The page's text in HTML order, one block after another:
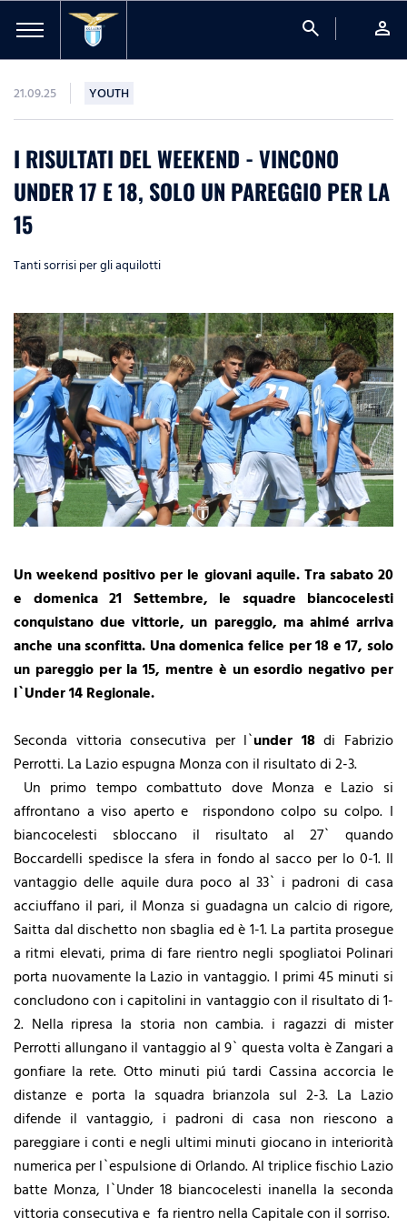
search person
21.09.25 YOUTH
I RISULTATI DEL WEEKEND - VINCONO
UNDER 17 E 18, SOLO UN PAREGGIO PER LA
15
Tanti sorrisi per gli aquilotti
Un weekend positivo per le giovani aquile. Tra sabato 20
e domenica 21 Settembre, le squadre biancocelesti
conquistano due vittorie, un pareggio, ma ahimé arriva
anche una sconfitta. Una domenica felice per 18 e 17, solo
un pareggio per la 15, mentre è un esordio negativo per
l`Under 14 Regionale.
Seconda vittoria consecutiva per l`under 18di Fabrizio
Perrotti. La Lazio espugna Monza con il risultato di 2-3.
Un primo tempo combattuto dove Monza e Lazio si
affrontano a viso aperto e rispondono colpo su colpo. I
biancocelesti sbloccano il risultato al 27` quando
Boccardelli spedisce la sfera in fondo al sacco per lo 0-1. Il
vantaggio delle aquile dura poco al 33` i padroni di casa
acciuffano il pari, il Monza si guadagna un calcio di rigore,
Saitta dal dischetto non sbaglia ed è 1-1. La partita prosegue
a ritmi elevati, prima di fare rientro negli spogliatoi Polinari
porta nuovamente la Lazio in vantaggio. I primi 45 minuti si
concludono con i capitolini in vantaggio con il risultato di 1-
2. Nella ripresa la storia non cambia. i ragazzi di mister
Perrotti allungano il vantaggio al 9` questa volta è Zangari a
gonfiare la rete. Otto minuti piú tardi Cassina accorcia le
distanze e porta la squadra brianzola sul 2-3. La Lazio
difende il vantaggio, i padroni di casa non riescono a
pareggiare i conti e negli ultimi minuti giocano in interiorità
numerica per l`espulsione di Orlando. Al triplice fischio Lazio
batte Monza, l`Under 18 biancocelesti inanella la seconda
vittoria consecutiva e fa rientro nella Capitale con il sorriso.